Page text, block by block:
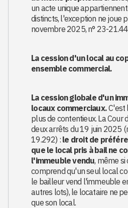
un acte unique
distincts, l'exception ne joue
novembre 2025, n° 23-
La cession d'un local au
ensemble commercial.
La cession globale d'un
locaux commerciaux.C'est
plus de contentieux. La Cour
deux arrêts du 19 juin 2025
19.292) : le droit de
que le local pris à bail ne
l'immeuble vendu, même
comprend qu'un seul local
le bailleur vend l'immeuble
autres lots), le locataire ne
que son local.